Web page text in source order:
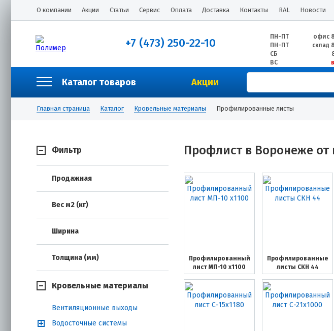
О компании Акции Статьи Сервис Оплата Доставка Контакты RAL Новости
+7 (473) 250-22-10 ПН-ПТ
офис
ПН-ПТ
склад
СБ
ВС
Каталог товаров Акции
Главная страница Каталог Кровельные материалы Профилированные листы
Фильтр
Продажная
Вес м2 (кг)
Ширина
Толщина (мм)
Кровельные материалы
Вентиляционные выходы
Водосточные системы
Профлист в Воронеже
Профилированный
лист МП-10 х1100
Профилированные
листы СКН 44